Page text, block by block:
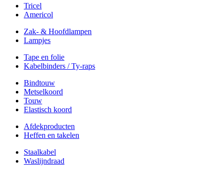
Tricel
Americol
Zak- & Hoofdlampen
Lampjes
Tape en folie
Kabelbinders / Ty-raps
Bindtouw
Metselkoord
Touw
Elastisch koord
Afdekproducten
Heffen en takelen
Staalkabel
Waslijndraad